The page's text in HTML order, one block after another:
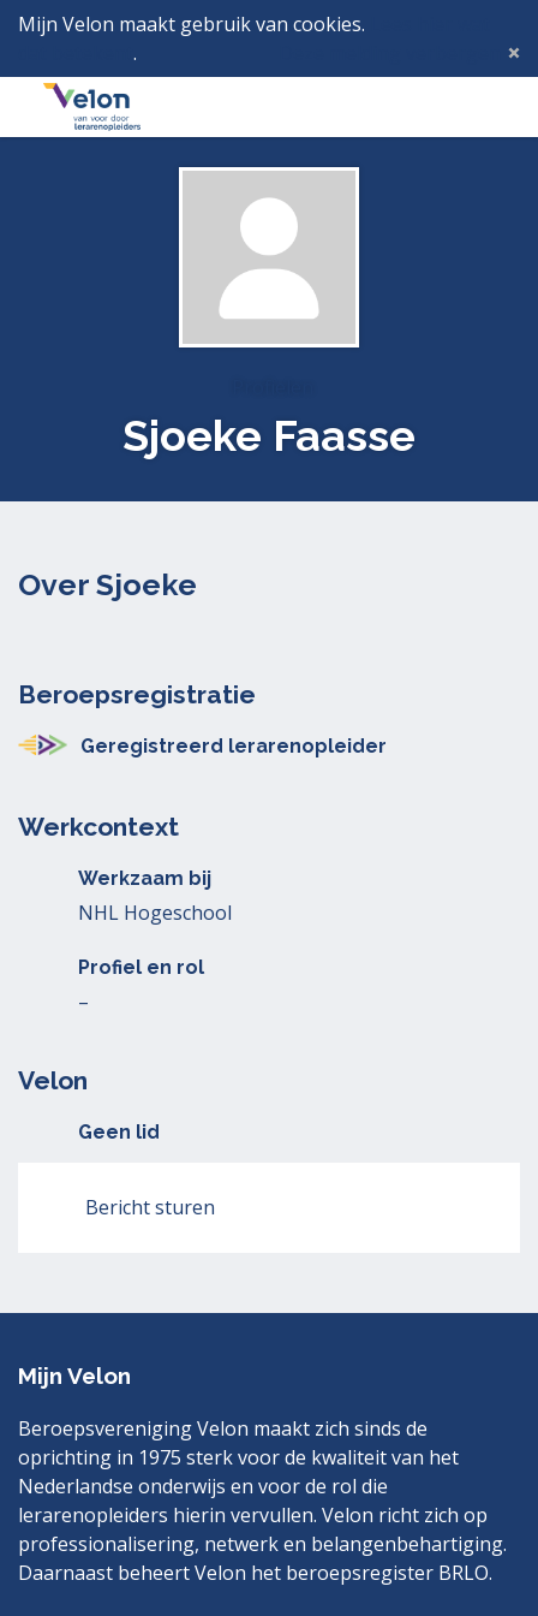
Mijn Velon maakt gebruik van cookies.
.
Menu
Sjoeke Faasse
Over Sjoeke
Beroepsregistratie
Geregistreerd lerarenopleider
Werkcontext
Werkzaam bij
NHL Hogeschool
Profiel en rol
–
Velon
Geen lid
Bericht sturen
Mijn Velon
Beroepsvereniging Velon maakt zich sinds de
oprichting in 1975 sterk voor de kwaliteit van het
Nederlandse onderwijs en voor de rol die
lerarenopleiders hierin vervullen. Velon richt zich op
professionalisering, netwerk en belangenbehartiging.
Daarnaast beheert Velon het beroepsregister BRLO.